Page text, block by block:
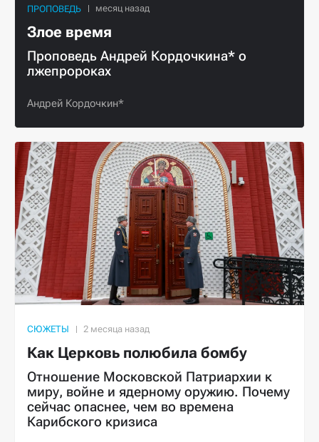
ПРОПОВЕДЬ
Злое время
Проповедь Андрей Кордочкина* о
лжепророках
Андрей Кордочкин*
СЮЖЕТЫ
Как Церковь полюбила бомбу
Отношение Московской Патриархии к
миру, войне и ядерному оружию. Почему
сейчас опаснее, чем во времена
Карибского кризиса